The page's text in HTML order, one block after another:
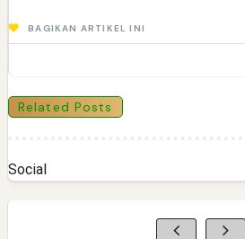
BAGIKAN ARTIKEL INI
Related Posts
Social